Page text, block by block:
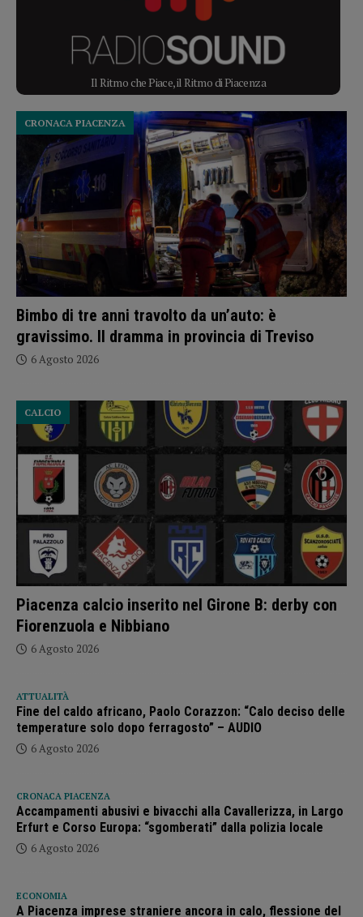
Il Ritmo che Piace, il Ritmo di Piacenza
Bimbo di tre anni travolto da un’auto: è
gravissimo. Il dramma in provincia di Treviso
CRONACA PIACENZA
6 Agosto 2026
Piacenza calcio inserito nel Girone B: derby con
Fiorenzuola e Nibbiano
CALCIO
6 Agosto 2026
ATTUALITÀ
Fine del caldo africano, Paolo Corazzon: “Calo deciso delle
temperature solo dopo ferragosto” – AUDIO
6 Agosto 2026
CRONACA PIACENZA
Accampamenti abusivi e bivacchi alla Cavallerizza, in Largo
Erfurt e Corso Europa: “sgomberati” dalla polizia locale
6 Agosto 2026
ECONOMIA
A Piacenza imprese straniere ancora in calo, flessione del